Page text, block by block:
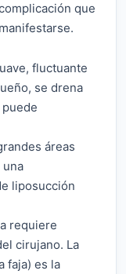
que
fluctuante
se drena
áreas
una
liposucción
requiere
cirujano. La
faja) es la